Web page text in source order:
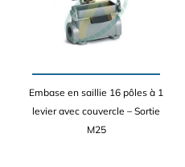
Embase en saillie 16 pôles à 1
levier avec couvercle – Sortie
M25